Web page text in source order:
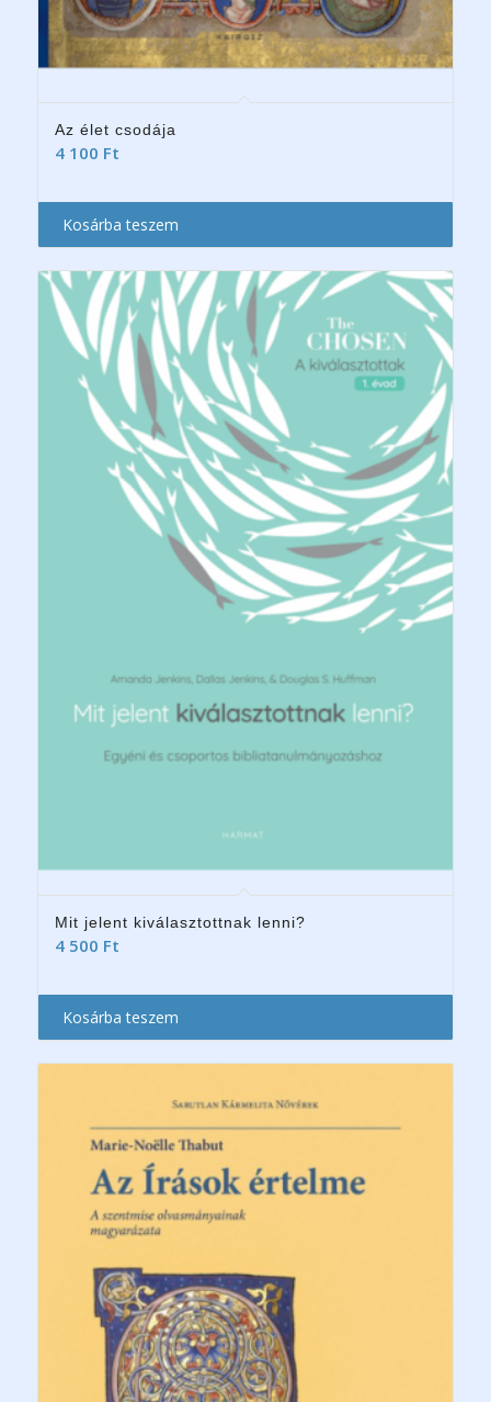
Az élet csodája
4 100 Ft
Kosárba teszem
Mit jelent kiválasztottnak lenni?
4 500 Ft
Kosárba teszem